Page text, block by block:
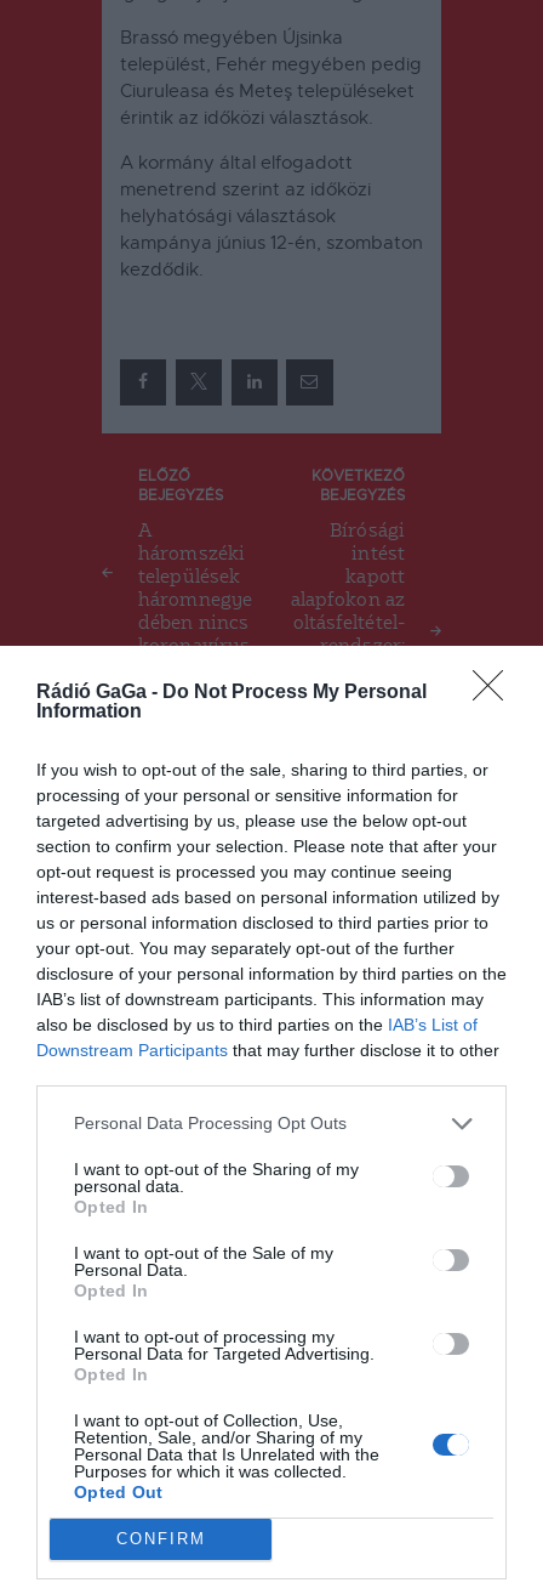
Rádió GaGa - Do Not Process My Personal
Information
If you wish to opt-out of the sale, sharing to third parties, or
processing of your personal or sensitive information for
targeted advertising by us, please use the below opt-out
section to confirm your selection. Please note that after your
opt-out request is processed you may continue seeing
interest-based ads based on personal information utilized by
us or personal information disclosed to third parties prior to
your opt-out. You may separately opt-out of the further
disclosure of your personal information by third parties on the
IAB’s list of downstream participants. This information may
also be disclosed by us to third parties on the IAB’s List of
Downstream Participants that may further disclose it to other
Personal Data Processing Opt Outs
I want to opt-out of the Sharing of my
personal data.
Opted In
I want to opt-out of the Sale of my
Personal Data.
Opted In
I want to opt-out of processing my
Personal Data for Targeted Advertising.
Opted In
I want to opt-out of Collection, Use,
Retention, Sale, and/or Sharing of my
Personal Data that Is Unrelated with the
Purposes for which it was collected.
Opted Out
CONFIRM
Brassó megyében Újsinka
települést, Fehér megyében pedig
Ciuruleasa és Meteş településeket
érintik az időközi választások.
A kormány által elfogadott
menetrend szerint az időközi
helyhatósági választások
kampánya június 12-én, szombaton
kezdődik.
Bejegyzés
navigáció
ELŐZŐ
BEJEGYZÉS
A
háromszéki
települések
háromnegye
dében nincs
koronavírus
KÖVETKEZŐ
BEJEGYZÉS
Bírósági
intést
kapott
alapfokon az
oltásfeltétel-
rendszer:
kikötés
immunizált
ság, a teszt
Ez is érdekelheti
HÍRLISTA
A közalkalmazottak 52
százaléka hétfőtől távmunkát
végez
HÍRLISTA
Nincs új eset továbbra sem
Keresés